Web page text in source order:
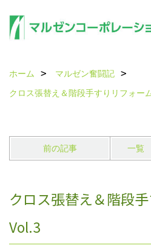
ホーム
マルゼン奮闘記
クロス張替え＆階段手すりリフォー
前の記事 一覧
クロス張替え＆階段
Vol.3